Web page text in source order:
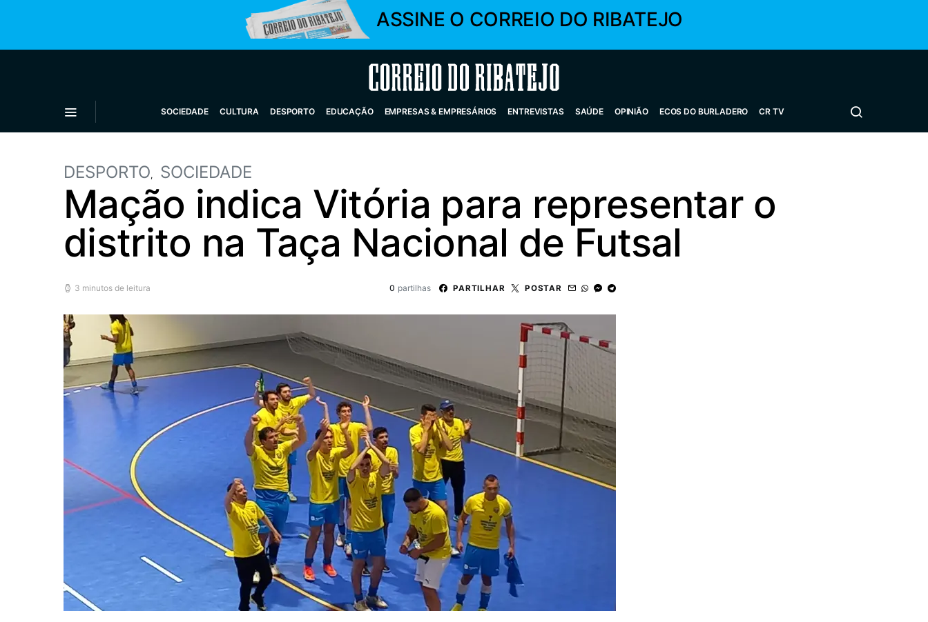
ASSINE O CORREIO DO RIBATEJO
Correio do Ribatejo
SOCIEDADE CULTURA DESPORTO EDUCAÇÃO EMPRESAS & EMPRESÁRIOS ENTREVISTAS SAÚDE OPINIÃO ECOS DO BURLADERO CR TV
DESPORTO SOCIEDADE
Mação indica Vitória para representar o
distrito na Taça Nacional de Futsal
3 minutos de leitura 0 partilhas PARTILHAR POSTAR